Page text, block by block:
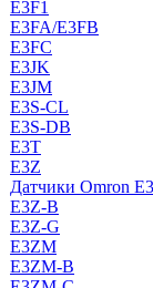
E3F1
E3FA/E3FB
E3FC
E3JK
E3JM
E3S-CL
E3S-DB
E3T
E3Z
Датчики Omron
E3Z-B
E3Z-G
E3ZM
E3ZM-B